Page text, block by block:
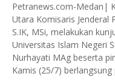
Petranews.com-Medan|
Utara Komisaris Jenderal
S.IK, MSi, melakukan
Universitas Islam Negeri
Nurhayati MAg beserta
Kamis (25/7) berlangsung